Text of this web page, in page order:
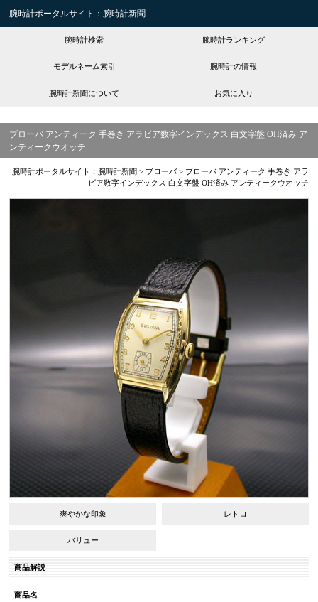
腕時計ポータルサイト：腕時計新聞
腕時計検索 腕時計ランキング
モデルネーム索引 腕時計の情報
腕時計新聞について お気に入り
ブローバ アンティーク 手巻き アラビア数字インデックス 白文字盤 OH済み ア
ンティークウオッチ
腕時計ポータルサイト：腕時計新聞 > ブローバ> ブローバ アンティーク 手巻き アラ
ビア数字インデックス 白文字盤 OH済み アンティークウオッチ
爽やかな印象 レトロ
バリュー
商品解説
商品名